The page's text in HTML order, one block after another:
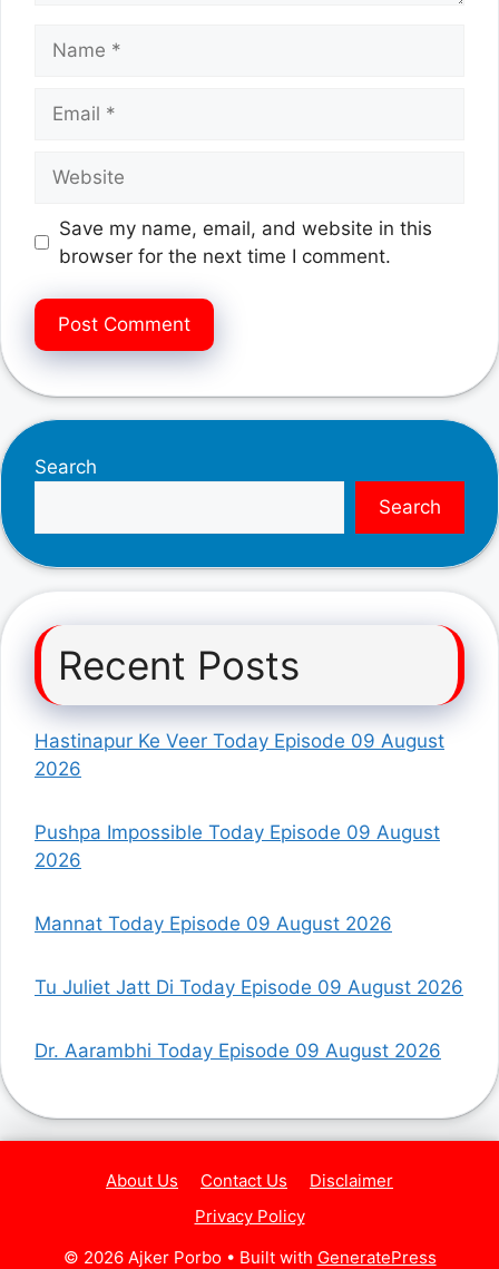
Save my name, email, and website in this
browser for the next time I comment.
Search
Search
Recent Posts
Hastinapur Ke Veer Today Episode 09 August
2026
Pushpa Impossible Today Episode 09 August
2026
Mannat Today Episode 09 August 2026
Tu Juliet Jatt Di Today Episode 09 August 2026
Dr. Aarambhi Today Episode 09 August 2026
About Us Contact Us
Disclaimer
Privacy Policy
© 2026 Ajker Porbo• Built with GeneratePress